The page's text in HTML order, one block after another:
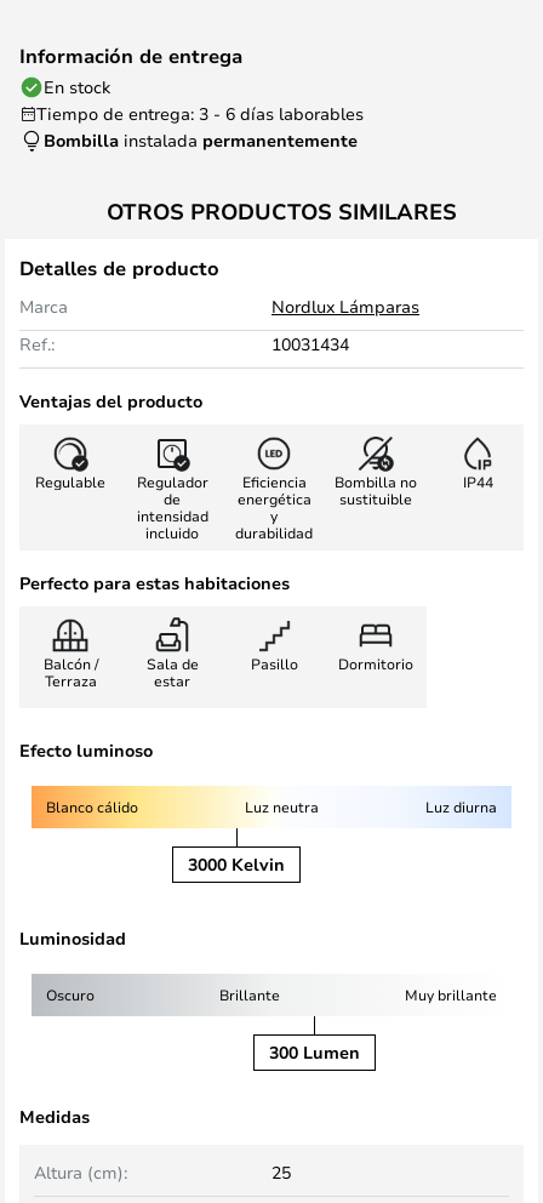
Información de entrega
En stock
Tiempo de entrega: 3 - 6 días laborables
Bombilla instalada permanentemente
OTROS PRODUCTOS SIMILARES
Detalles de producto
Marca
Nordlux Lámparas
Ref.:
10031434
Ventajas del producto
Regulable
Regulador
de
intensidad
incluido
Eficiencia
energética
y
durabilidad
Bombilla no
sustituible
IP44
Perfecto para estas habitaciones
Balcón /
Terraza
Sala de
estar
Pasillo Dormitorio
Efecto luminoso
Blanco cálido Luz neutra Luz diurna
3000 Kelvin
Luminosidad
Oscuro Brillante Muy brillante
300 Lumen
Medidas
Altura (cm):
25